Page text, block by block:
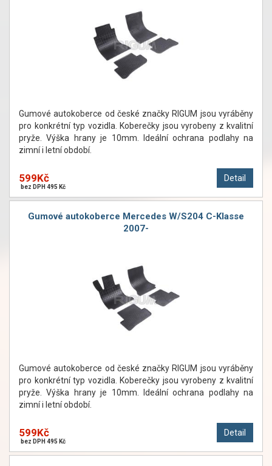
Gumové autokoberce od české značky RIGUM jsou vyráběny
pro konkrétní typ vozidla. Koberečky jsou vyrobeny z kvalitní
pryže. Výška hrany je 10mm. Ideální ochrana podlahy na
zimní i letní období.
Detail
599Kč
bez DPH 495 Kč
Gumové autokoberce Mercedes W/S204 C-Klasse
2007-
Gumové autokoberce od české značky RIGUM jsou vyráběny
pro konkrétní typ vozidla. Koberečky jsou vyrobeny z kvalitní
pryže. Výška hrany je 10mm. Ideální ochrana podlahy na
zimní i letní období.
Detail
599Kč
bez DPH 495 Kč